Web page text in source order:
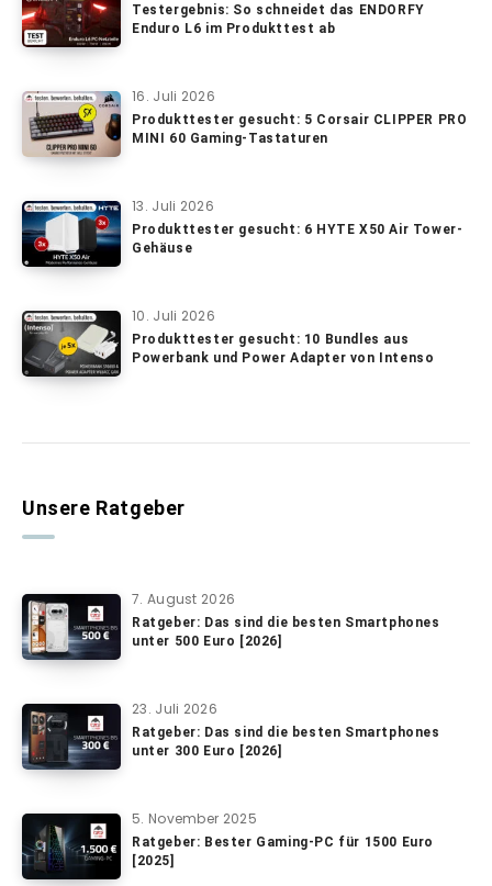
Testergebnis: So schneidet das ENDORFY
Enduro L6 im Produkttest ab
16. Juli 2026
Produkttester gesucht: 5 Corsair CLIPPER PRO
MINI 60 Gaming-Tastaturen
13. Juli 2026
Produkttester gesucht: 6 HYTE X50 Air Tower-
Gehäuse
10. Juli 2026
Produkttester gesucht: 10 Bundles aus
Powerbank und Power Adapter von Intenso
Unsere Ratgeber
7. August 2026
Ratgeber: Das sind die besten Smartphones
unter 500 Euro [2026]
23. Juli 2026
Ratgeber: Das sind die besten Smartphones
unter 300 Euro [2026]
5. November 2025
Ratgeber: Bester Gaming-PC für 1500 Euro
[2025]